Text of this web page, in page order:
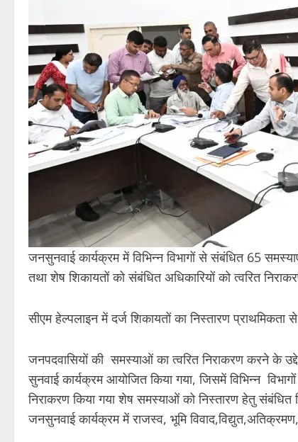
जनसुनवाई कार्यक्रम में विभिन्न विभागों से संबंधित 65
तथा शेष शिकायतों को संबंधित अधिकारियों को त्वरित
सीएम हेल्पलाइन में दर्ज शिकायतों का निस्तारण प्राथमिकता
जनपदवासियों की समस्याओं का त्वरित निराकरण करने के
सुनवाई कार्यक्रम आयोजित किया गया, जिसमें विभिन्न
निराकरण किया गया शेष समस्याओं को निस्तारण हेतु संबंधित
जनसुनवाई कार्यक्रम में राजस्व, भूमि